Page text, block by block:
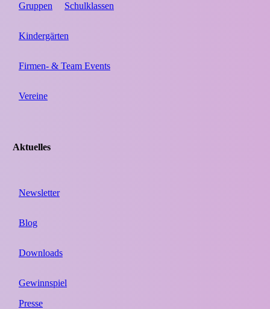
Gruppen Schulklassen
Kindergärten
Firmen- & Team Events
Vereine
Aktuelles
Newsletter
Blog
Downloads
Gewinnspiel
Presse